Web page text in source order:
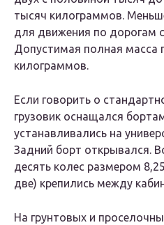
тысяч килограммов.
для движения по дорогам
Допустимая полная масса
килограммов.
Если говорить о
грузовик оснащался
устанавливались на
Задний борт открывался.
десять колес размером
две) крепились между
На грунтовых и